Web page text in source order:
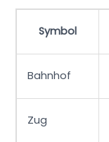
Symbol
Bahnhof
Zug